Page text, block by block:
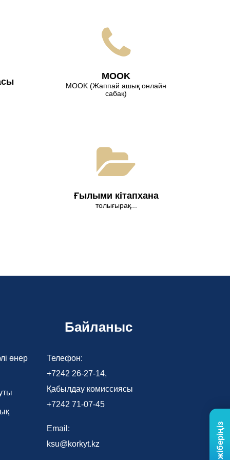
МООK
МООK (Жаппай ашық онлайн
сабақ)
Ғылыми кітапхана
толығырақ...
өнер
Байланыс
Телефон:
+7242 26-27-14,
Қабылдау комиссиясы
+7242 71-07-45
Email:
ksu@korkyt.kz